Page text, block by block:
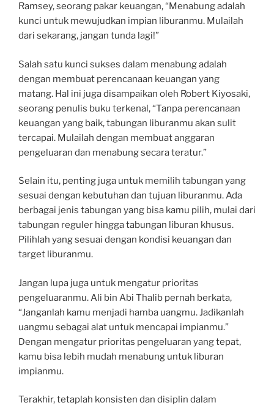
Ramsey, seorang pakar keuangan, “Menabung adalah
kunci untuk mewujudkan impian liburanmu. Mulailah
dari sekarang, jangan tunda lagi!”
Salah satu kunci sukses dalam menabung adalah
dengan membuat perencanaan keuangan yang
matang. Hal ini juga disampaikan oleh Robert Kiyosaki,
seorang penulis buku terkenal, “Tanpa perencanaan
keuangan yang baik, tabungan liburanmu akan sulit
tercapai. Mulailah dengan membuat anggaran
pengeluaran dan menabung secara teratur.”
Selain itu, penting juga untuk memilih tabungan yang
sesuai dengan kebutuhan dan tujuan liburanmu. Ada
berbagai jenis tabungan yang bisa kamu pilih, mulai dari
tabungan reguler hingga tabungan liburan khusus.
Pilihlah yang sesuai dengan kondisi keuangan dan
target liburanmu.
Jangan lupa juga untuk mengatur prioritas
pengeluaranmu. Ali bin Abi Thalib pernah berkata,
“Janganlah kamu menjadi hamba uangmu. Jadikanlah
uangmu sebagai alat untuk mencapai impianmu.”
Dengan mengatur prioritas pengeluaran yang tepat,
kamu bisa lebih mudah menabung untuk liburan
impianmu.
Terakhir, tetaplah konsisten dan disiplin dalam